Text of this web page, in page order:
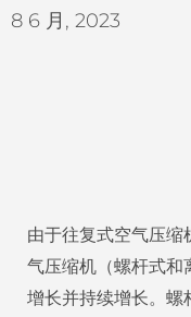
8 6 月, 2023
由于往复式空气压缩
气压缩机（螺杆式和
增长并持续增长。螺